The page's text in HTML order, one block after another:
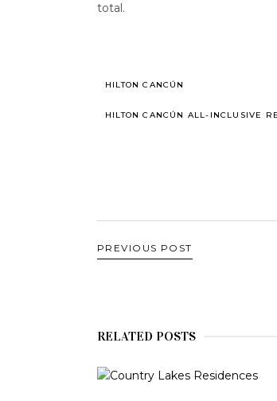
total.
HILTON CANCÚN
HILTON CANCÚN ALL-INCLUSIVE
PREVIOUS POST
RELATED POSTS